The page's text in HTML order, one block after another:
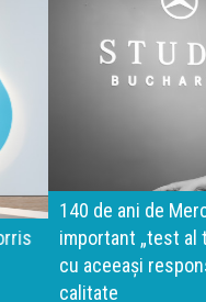
140 de ani de
important „test al
cu aceeași
calitate